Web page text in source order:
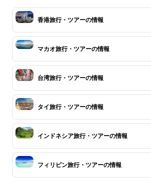
香港旅行・ツアーの情報
マカオ旅行・ツアーの情報
台湾旅行・ツアーの情報
タイ旅行・ツアーの情報
インドネシア旅行・ツアーの情報
フィリピン旅行・ツアーの情報